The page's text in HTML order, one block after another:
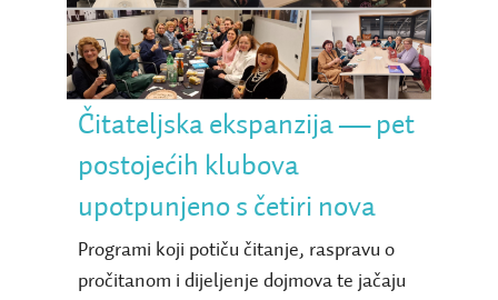
upotpunjeno s četiri nova
Čitateljska ekspanzija — pet
postojećih klubova
upotpunjeno s četiri nova
Programi koji potiču čitanje, raspravu o
pročitanom i dijeljenje dojmova te jačaju